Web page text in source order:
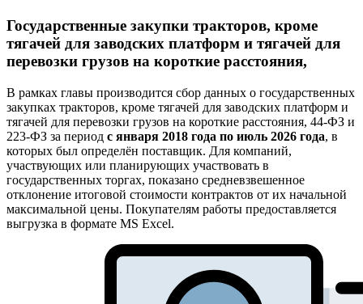
Государственные закупки тракторов, кроме
тягачей для заводских платформ и тягачей для
перевозки грузов на короткие расстояния,
В рамках главы производится сбор данных о государственных
закупках тракторов, кроме тягачей для заводских платформ и
тягачей для перевозки грузов на короткие расстояния, 44-ФЗ и
223-ФЗ за период с января 2018 года по июль 2026 года, в
которых был определён поставщик. Для компаний,
участвующих или планирующих участвовать в
государственных торгах, показано средневзвешенное
отклонение итоговой стоимости контрактов от их начальной
максимальной цены. Покупателям работы предоставляется
выгрузка в формате MS Excel.